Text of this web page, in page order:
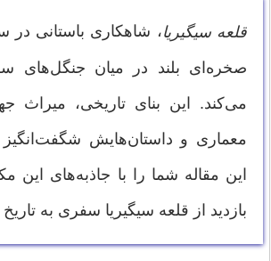
قلعه سیگیریا، شاهکاری باستانی در
صخره‌ای بلند در میان جنگل‌های
می‌کند. این بنای تاریخی، میراث
معماری و داستان‌هایش
این مقاله شما را با جاذبه‌های این
بازدید از قلعه سیگیریا سفری به